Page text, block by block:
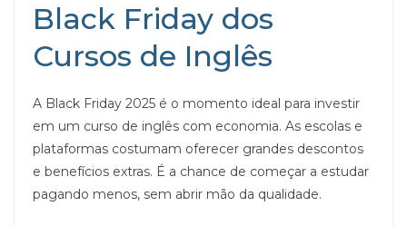
Black Friday dos
Cursos de Inglês
A Black Friday 2025 é o momento ideal para investir
em um curso de inglês com economia. As escolas e
plataformas costumam oferecer grandes descontos
e benefícios extras. É a chance de começar a estudar
pagando menos, sem abrir mão da qualidade.